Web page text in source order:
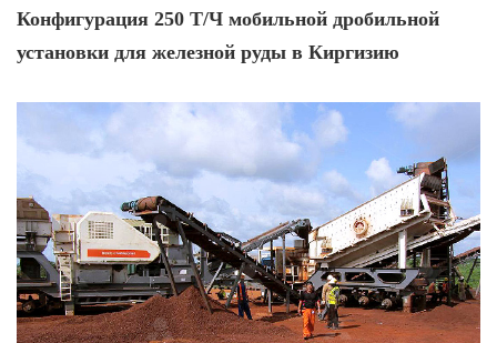
Конфигурация 250 Т/Ч мобильной дробильной
установки для железной руды в Киргизию